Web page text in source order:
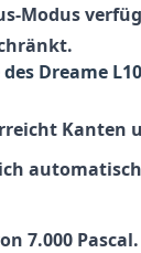
Modus
Dreame
Kanten
7.000 Pascal.